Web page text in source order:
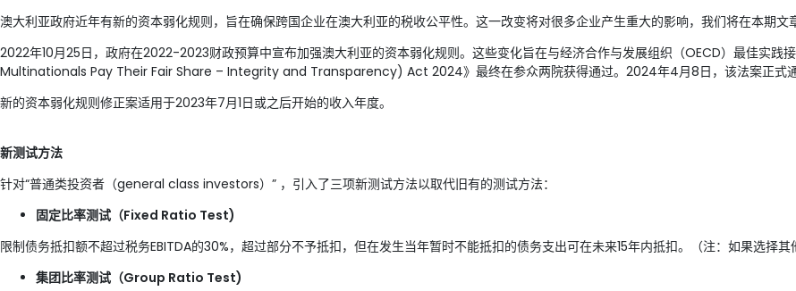
澳大利亚政府近年有新的资本弱化规则，旨在确保跨国企业在澳大利亚的税收公平性。这一改变将对很多企业产生重大的影响，我们将在本期文
2022年10月25日，政府在2022-2023财政预算中宣布加强澳大利亚的资本弱化规则。这些变化旨在与经济合作与发展组织（OECD）最佳
Multinationals Pay Their Fair Share – Integrity and Transparency) Act 2024》最终在参众两院获得通过。2024年4月8日，该法案正式通
新的资本弱化规则修正案适用于2023年7月1日或之后开始的收入年度。
新测试方法
针对“普通类投资者（general class investors）” ，引入了三项新测试方法以取代旧有的测试方法：
固定比率测试（Fixed Ratio Test)
限制债务抵扣额不超过税务EBITDA的30%，超过部分不予抵扣，但在发生当年暂时不能抵扣的债务支出可在未来15年内抵扣。（注：如果选择
集团比率测试（Group Ratio Test)